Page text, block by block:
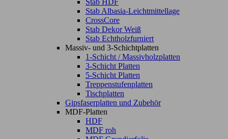
Stab HDF
Stab Albasia-Leichtmittellage
CrossCore
Stab Dekor Weiß
Stab Echtholzfurniert
Massiv- und 3-Schichtplatten
1-Schicht / Massivholzplatten
3-Schicht Platten
5-Schicht Platten
Treppenstufenplatten
Tischplatten
Gipsfaserplatten und Zubehör
MDF-Platten
HDF
MDF roh